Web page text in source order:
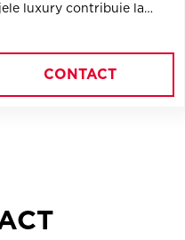
luxury contribuie la
CONTACT